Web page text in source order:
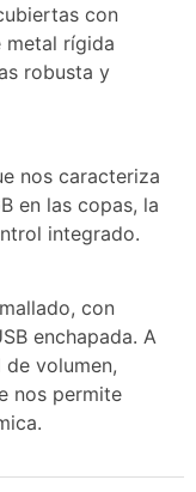
con
metal rígida
robusta y
nos caracteriza
en las copas, la
integrado.
con
enchapada. A
volumen,
nos permite